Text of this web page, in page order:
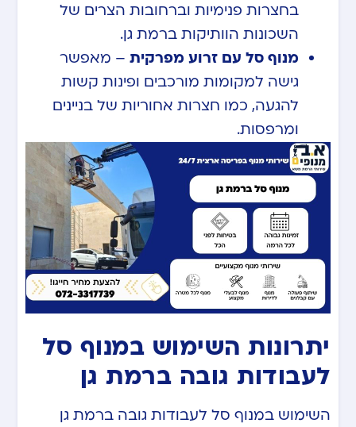
בחצרות פנימיות וברחובות הצרים של
השכונות הוותיקות ברמת גן.
מנוף סל עם זרוע מפרקית – מאפשר
גישה למקומות מורכבים ופינות קשות
להגעה, כמו חצרות אחוריות של בניינים
ומרפסות.
יתרונות השימוש במנוף סל
לעבודות גובה ברמת גן
השימוש במנוף סל לעבודות גובה ברמת גן